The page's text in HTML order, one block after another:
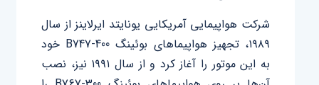
شرکت هواپیمایی آمریکایی یونایتد ایرلاینز از سال
۱۹۸۹، تجهیز هواپیماهای بوئینگ B747-400 خود
به این موتور را آغاز کرد و از سال ۱۹۹۱ نیز، نصب